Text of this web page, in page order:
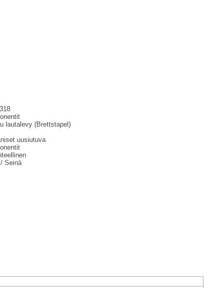
lautalevy (Brettstapel)
uusiutuva
Seinä